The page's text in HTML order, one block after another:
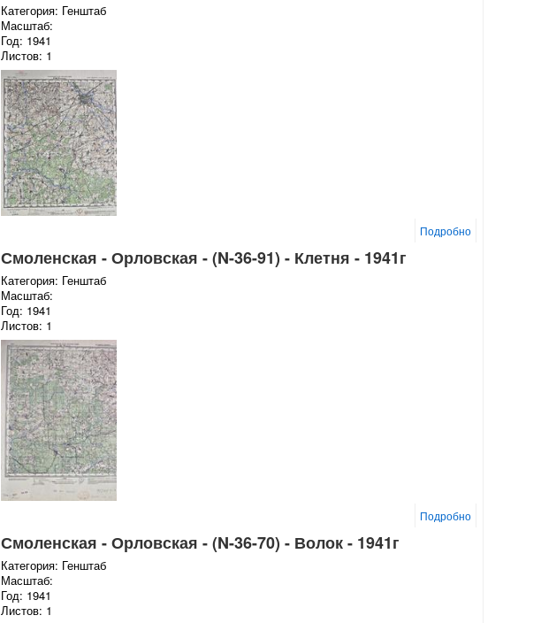
Категория: Генштаб
Масштаб:
Год: 1941
Листов: 1
Подробно
Смоленская - Орловская - (N-36-91) - Клетня - 1941г
Категория: Генштаб
Масштаб:
Год: 1941
Листов: 1
Подробно
Смоленская - Орловская - (N-36-70) - Волок - 1941г
Категория: Генштаб
Масштаб:
Год: 1941
Листов: 1